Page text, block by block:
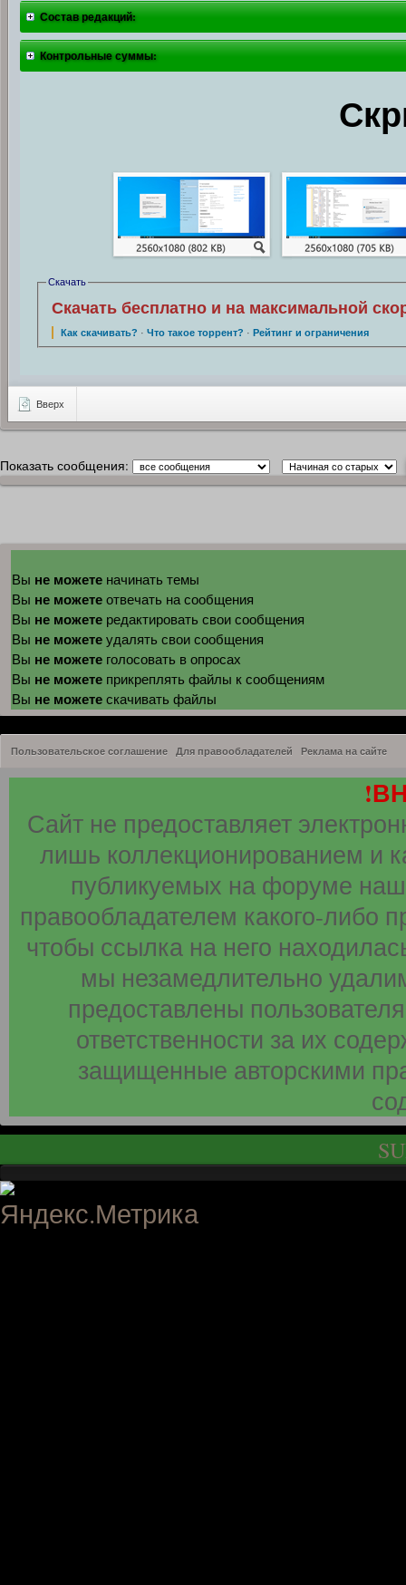
Состав редакций:
Контрольные суммы:
Скачать
Скачать бесплатно и на максимальной
Как скачивать? ·Что такое торрент? ·Рейтинг и ограничения
Вверх
Показать сообщения:
Вы не можете начинать темы
Вы не можете отвечать на сообщения
Вы не можете редактировать свои сообщения
Вы не можете удалять свои сообщения
Вы не можете голосовать в опросах
Вы не можете прикреплять файлы к сообщениям
Вы не можете скачивать файлы
Пользовательское соглашение Для правообладателей Реклама на сайте
Сайт не предоставляет
лишь коллекционированием и
публикуемых на форуме
правообладателем какого-либо
чтобы ссылка на него
мы незамедлительно
предоставлены
ответственности за их
защищенные авторскими